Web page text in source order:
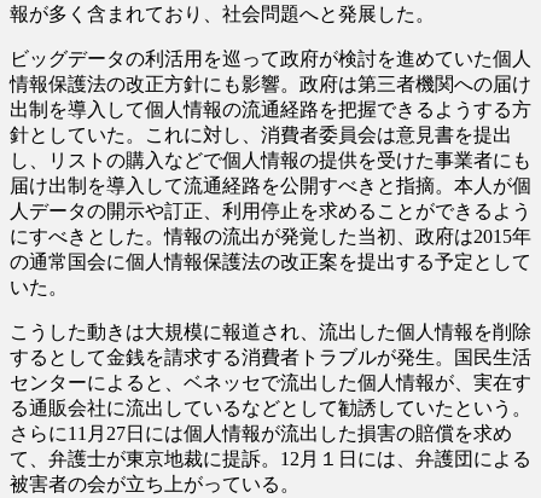
報が多く含まれており、社会問題へと発展した。
ビッグデータの利活用を巡って政府が検討を進めていた個人
情報保護法の改正方針にも影響。政府は第三者機関への届け
出制を導入して個人情報の流通経路を把握できるようする方
針としていた。これに対し、消費者委員会は意見書を提出
し、リストの購入などで個人情報の提供を受けた事業者にも
届け出制を導入して流通経路を公開すべきと指摘。本人が個
人データの開示や訂正、利用停止を求めることができるよう
にすべきとした。情報の流出が発覚した当初、政府は2015年
の通常国会に個人情報保護法の改正案を提出する予定として
いた。
こうした動きは大規模に報道され、流出した個人情報を削除
するとして金銭を請求する消費者トラブルが発生。国民生活
センターによると、ベネッセで流出した個人情報が、実在す
る通販会社に流出しているなどとして勧誘していたという。
さらに11月27日には個人情報が流出した損害の賠償を求め
て、弁護士が東京地裁に提訴。12月１日には、弁護団による
被害者の会が立ち上がっている。